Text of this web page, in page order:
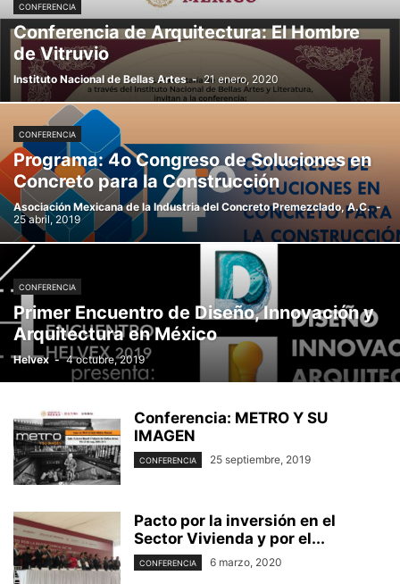
NOVEDADES PATRIMONIO
RECONOCIMIENTO RESTAURACIÓN SIN CATEGORÍA TEC VIDEO
CONFERENCIA
Conferencia de Arquitectura: El Hombre
de Vitruvio
Instituto Nacional de Bellas Artes - 21 enero, 2020
CONFERENCIA
Programa: 4o Congreso de Soluciones en
Concreto para la Construcción
Asociación Mexicana de la Industria del Concreto Premezclado, A.C. -
25 abril, 2019
CONFERENCIA
Primer Encuentro de Diseño, Innovación y
Arquitectura en México
Helvex - 4 octubre, 2019
Conferencia: METRO Y SU
IMAGEN
CONFERENCIA 25 septiembre, 2019
Pacto por la inversión en el
Sector Vivienda y por el...
CONFERENCIA 6 marzo, 2020